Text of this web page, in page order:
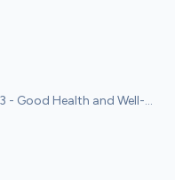
Students, Refugees
- Good Health and Well-
Equality, 8 - Decent
17 -